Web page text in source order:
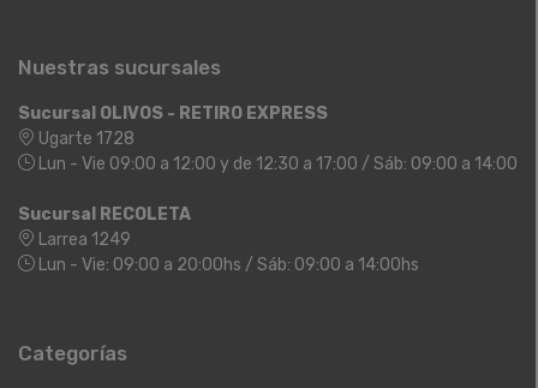
Nuestras sucursales
Sucursal OLIVOS - RETIRO EXPRESS
Ugarte 1728
Lun - Vie 09:00 a 12:00 y de 12:30 a 17:00 / Sáb: 09:00 a 14:00
Sucursal RECOLETA
Larrea 1249
Lun - Vie: 09:00 a 20:00hs / Sáb: 09:00 a 14:00hs
Categorías